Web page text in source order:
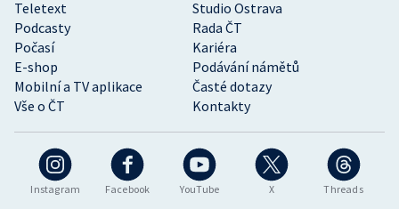
Instagram Facebook YouTube X Threads
Teletext
Studio Ostrava
Podcasty
Rada ČT
Počasí
Kariéra
E-shop
Podávání námětů
Mobilní a TV aplikace
Časté dotazy
Vše o ČT
Kontakty